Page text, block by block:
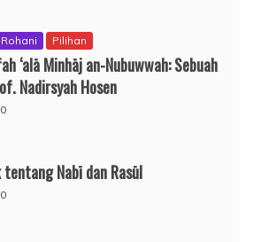
Pilihan
‘alā Minhāj an-Nubuwwah: Sebuah
Nadirsyah Hosen
tentang Nabī dan Rasūl